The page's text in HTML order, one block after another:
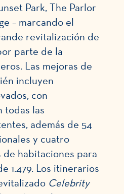
Park, The Parlor
– marcando el
revitalización de
parte de la
Las mejoras de
incluyen
con
todas las
además de 54
y cuatro
de habitaciones para
1.479. Los itinerarios
Celebrity